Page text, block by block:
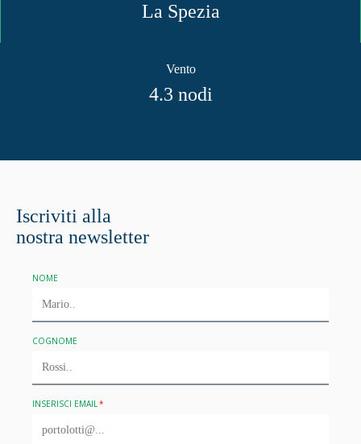
La Spezia
Vento
4.3 nodi
Iscriviti alla
nostra newsletter
NOME
COGNOME
INSERISCI EMAIL